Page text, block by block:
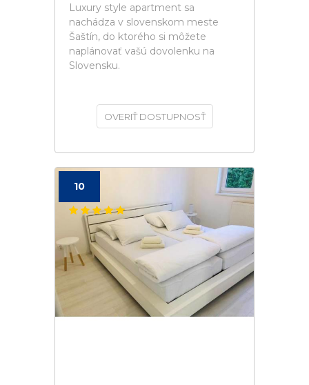
Luxury style apartment sa
nachádza v slovenskom meste
Šaštín, do ktorého si môžete
naplánovať vašú dovolenku na
Slovensku.
OVERIŤ DOSTUPNOSŤ
10